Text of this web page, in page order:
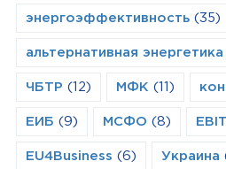
энергоэффективность (35)
альтернативная энергетика
ЧБТР (12) МФК (11)
ЕИБ (9) МСФО (8)
EU4Business (6) Украина